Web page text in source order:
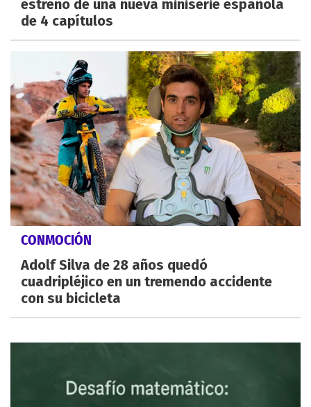
estreno de una nueva miniserie española
de 4 capítulos
CONMOCIÓN
Adolf Silva de 28 años quedó
cuadripléjico en un tremendo accidente
con su bicicleta